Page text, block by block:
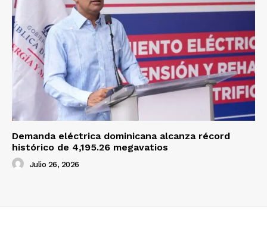
Demanda eléctrica dominicana alcanza récord
histórico de 4,195.26 megavatios
Julio 26, 2026